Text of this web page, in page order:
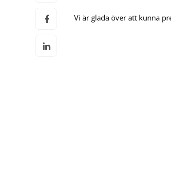
Vi är glada över att kunna